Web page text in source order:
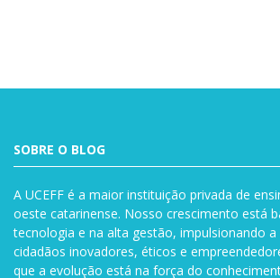
SOBRE O BLOG
A UCEFF é a maior instituição privada de
oeste catarinense. Nosso crescimento está
tecnologia e na alta gestão, impulsionando
cidadãos inovadores, éticos e
que a evolução está na força do